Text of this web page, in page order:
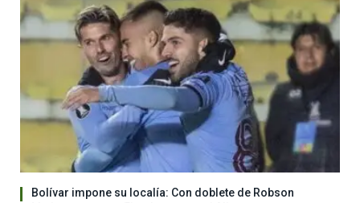
Bolívar impone su localía: Con doblete de Robson